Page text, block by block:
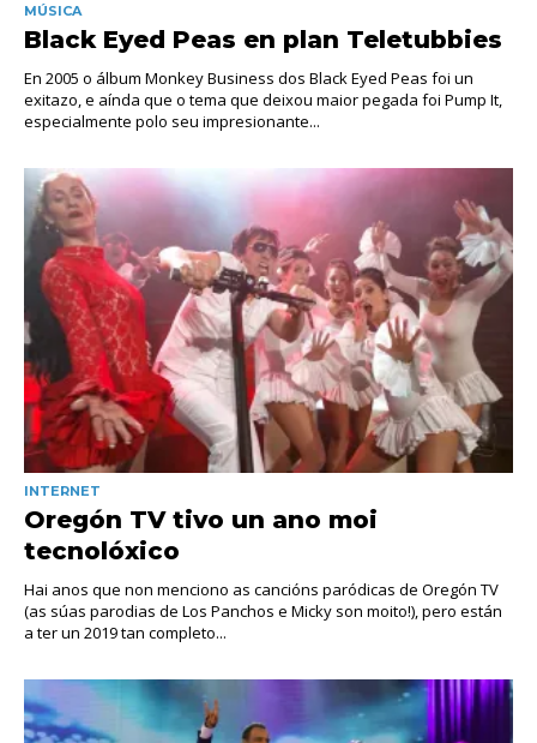
MÚSICA
Black Eyed Peas en plan Teletubbies
En 2005 o álbum Monkey Business dos Black Eyed Peas foi un
exitazo, e aínda que o tema que deixou maior pegada foi Pump It,
especialmente polo seu impresionante...
INTERNET
Oregón TV tivo un ano moi
tecnolóxico
Hai anos que non menciono as cancións paródicas de Oregón TV
(as súas parodias de Los Panchos e Micky son moito!), pero están
a ter un 2019 tan completo...